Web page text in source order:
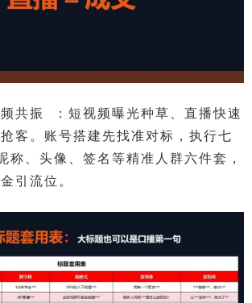
共振
：短视频曝光种草、直播快速
客。账号搭建先找准对标，执行七
称、头像、签名等精准人群六件套，
引流位。